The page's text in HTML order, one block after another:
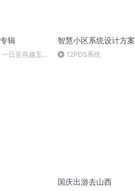
辑
日至燕越五
智慧小区系统设计方案
12PDS系统
国庆出游去山西